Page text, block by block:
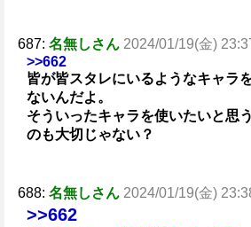
687: 名無しさん 2024/01/19(金)
>>662
皆が皆スタレにいるようなキャラ
ないんだよ。
そういったキャラを使いたいと思
のも大切じゃない？
688: 名無しさん 2024/01/19(金)
>>662